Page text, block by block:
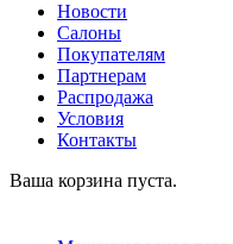
Новости
Салоны
Покупателям
Партнерам
Распродажа
Условия
Контакты
Ваша корзина пуста.